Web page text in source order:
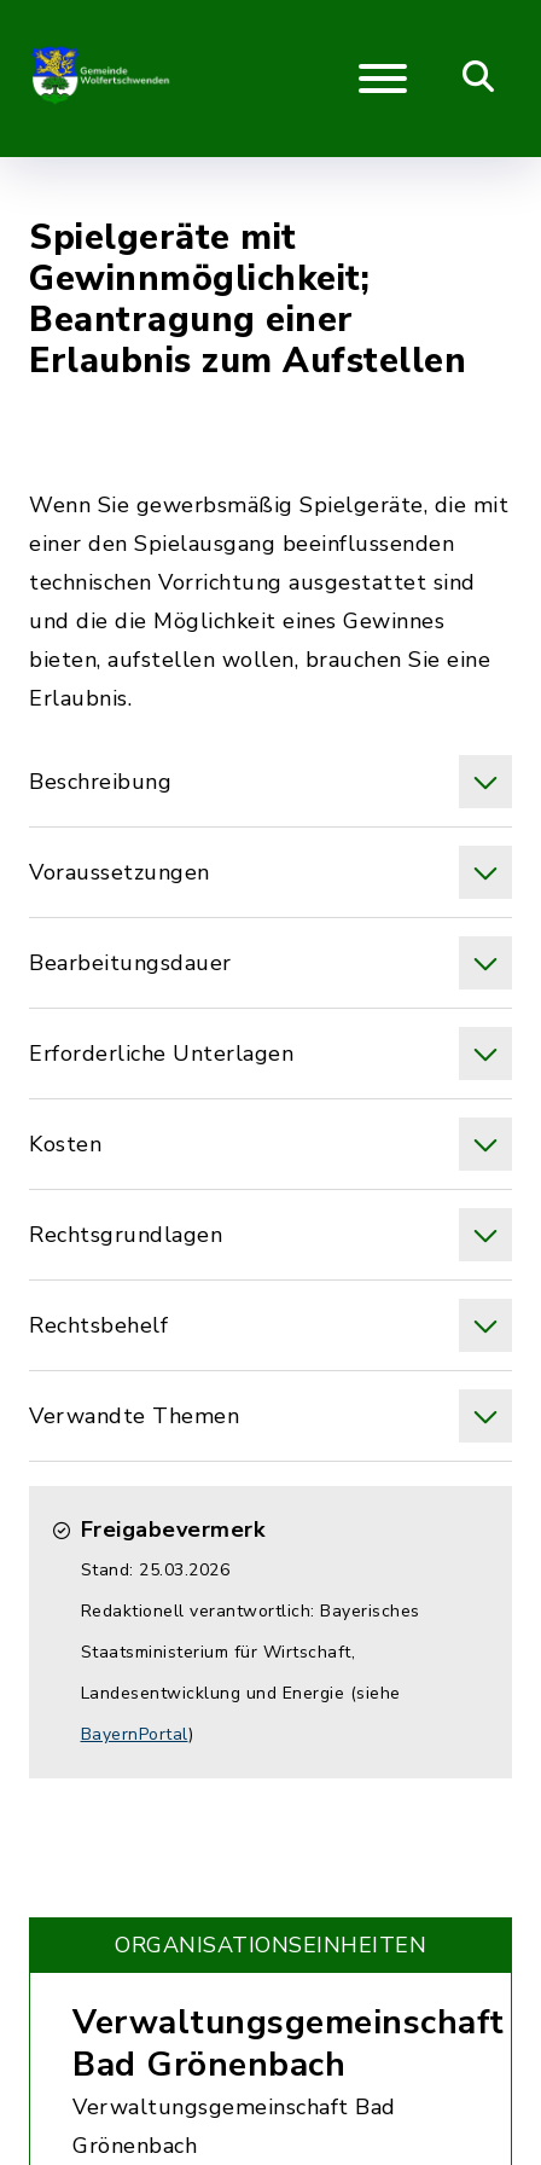
Spielgeräte mit
Gewinnmöglichkeit;
Beantragung einer
Erlaubnis zum Aufstellen
Wenn Sie gewerbsmäßig Spielgeräte, die mit
einer den Spielausgang beeinflussenden
technischen Vorrichtung ausgestattet sind
und die die Möglichkeit eines Gewinnes
bieten, aufstellen wollen, brauchen Sie eine
Erlaubnis.
Beschreibung
Voraussetzungen
Bearbeitungsdauer
Erforderliche Unterlagen
Kosten
Rechtsgrundlagen
Rechtsbehelf
Verwandte Themen
Freigabevermerk
Stand: 25.03.2026
Redaktionell verantwortlich: Bayerisches
Staatsministerium für Wirtschaft,
Landesentwicklung und Energie (siehe
BayernPortal)
ORGANISATIONS­EINHEITEN
Verwaltungsgemeinschaft
Bad Grönenbach
Verwaltungsgemeinschaft Bad
Grönenbach